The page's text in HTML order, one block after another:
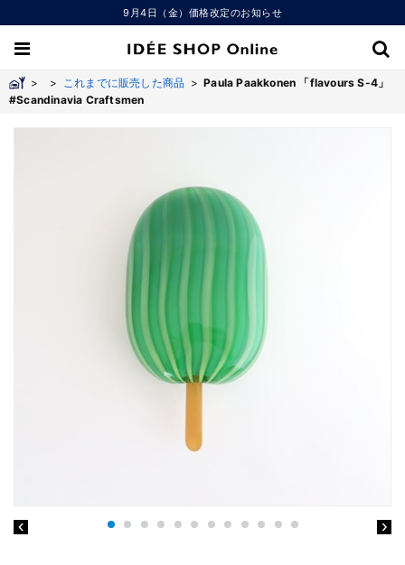
9月4日（金）価格改定のお知らせ
> > これまでに販売した商品 >Paula Paakkonen 「flavours S-4」
#Scandinavia Craftsmen